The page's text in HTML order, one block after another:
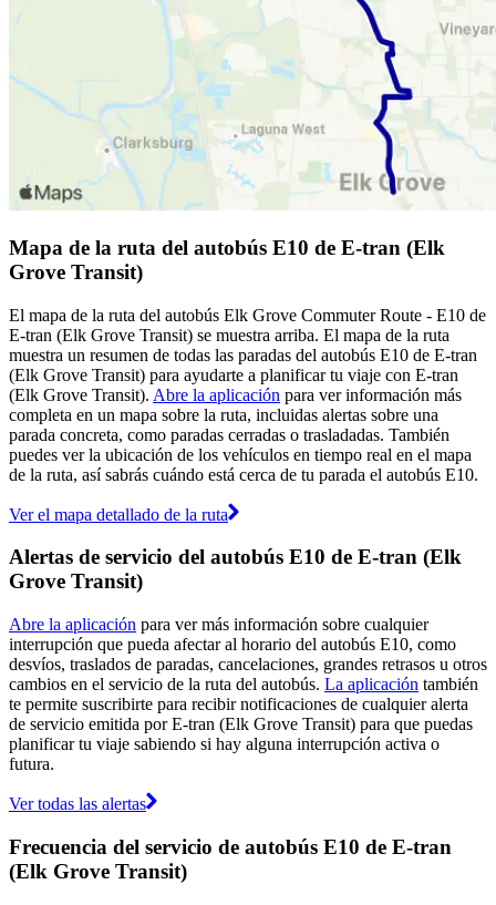
Mapa de la ruta del autobús E10 de E-tran (Elk
Grove Transit)
El mapa de la ruta del autobús Elk Grove Commuter Route - E10 de
E-tran (Elk Grove Transit) se muestra arriba. El mapa de la ruta
muestra un resumen de todas las paradas del autobús E10 de E-tran
(Elk Grove Transit) para ayudarte a planificar tu viaje con E-tran
(Elk Grove Transit). Abre la aplicación para ver información más
completa en un mapa sobre la ruta, incluidas alertas sobre una
parada concreta, como paradas cerradas o trasladadas. También
puedes ver la ubicación de los vehículos en tiempo real en el mapa
de la ruta, así sabrás cuándo está cerca de tu parada el autobús E10.
Ver el mapa detallado de la ruta
Alertas de servicio del autobús E10 de E-tran (Elk
Grove Transit)
Abre la aplicación para ver más información sobre cualquier
interrupción que pueda afectar al horario del autobús E10, como
desvíos, traslados de paradas, cancelaciones, grandes retrasos u otros
cambios en el servicio de la ruta del autobús. La aplicación también
te permite suscribirte para recibir notificaciones de cualquier alerta
de servicio emitida por E-tran (Elk Grove Transit) para que puedas
planificar tu viaje sabiendo si hay alguna interrupción activa o
futura.
Ver todas las alertas
Frecuencia del servicio de autobús E10 de E-tran
(Elk Grove Transit)